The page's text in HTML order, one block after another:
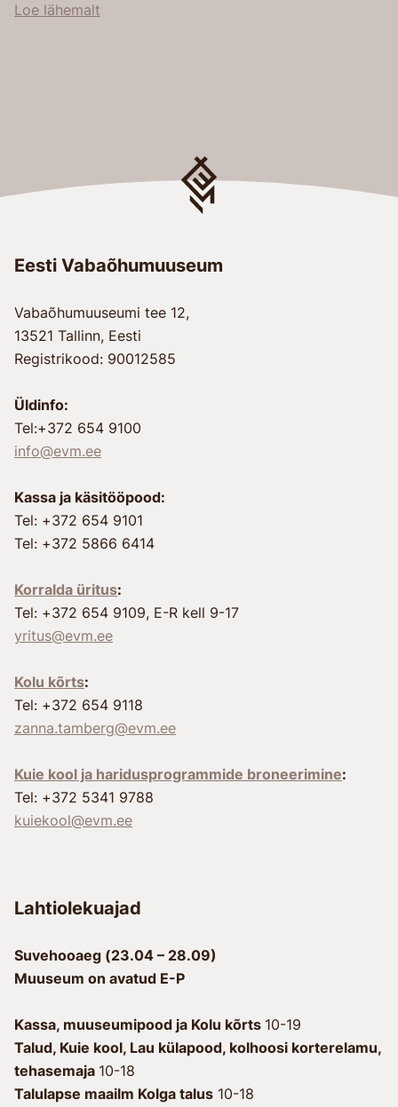
Loe lähemalt
Eesti Vabaõhumuuseum
Vabaõhumuuseumi tee 12,
13521 Tallinn, Eesti
Registrikood: 90012585
Üldinfo:
Tel:+372 654 9100
info@evm.ee
Kassa ja käsitööpood:
Tel: +372 654 9101
Tel: +372 5866 6414
Korralda üritus:
Tel: +372 654 9109, E-R kell 9-17
yritus@evm.ee
Kolu kõrts:
Tel: +372 654 9118
zanna.tamberg@evm.ee
Kuie kool ja haridusprogrammide broneerimine:
Tel: +372 5341 9788
kuiekool@evm.ee
Lahtiolekuajad
Suvehooaeg (23.04 – 28.09)
Muuseum on avatud E-P
Kassa, muuseumipood ja Kolu kõrts 10-19
Talud, Kuie kool, Lau külapood, kolhoosi korterelamu,
tehasemaja 10-18
Talulapse maailm Kolga talus 10-18